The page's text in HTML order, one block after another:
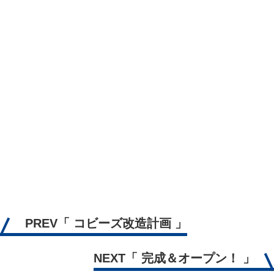
PREV「 コビーズ改造計画 」
NEXT 「 完成＆オープン！ 」